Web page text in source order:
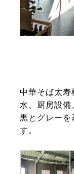
中華そば太寿
水、厨房設備
黒とグレーを
す。